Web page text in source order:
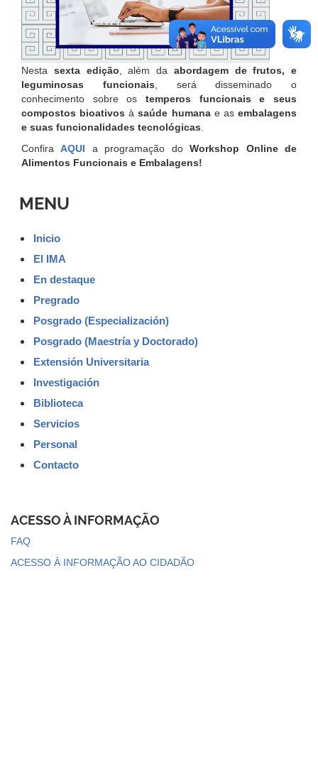
Nesta sexta edição , além da abordagem de frutos, e
leguminosas funcionais , será disseminado o
conhecimento sobre os temperos funcionais e seus
compostos bioativos àsaúde humanae asembalagens
e suas funcionalidades tecnológicas
ConfiraAQUI a programação doWorkshop Online de
Alimentos Funcionais e Embalagens!
MENU
Inicio
El IMA
En destaque
Pregrado
Posgrado (Especialización)
Posgrado (Maestría y Doctorado)
Extensión Universitaria
Investigación
Biblioteca
Servicios
Personal
Contacto
ACESSO À INFORMAÇÃO
FAQ
ACESSO À INFORMAÇÃO AO CIDADÃO